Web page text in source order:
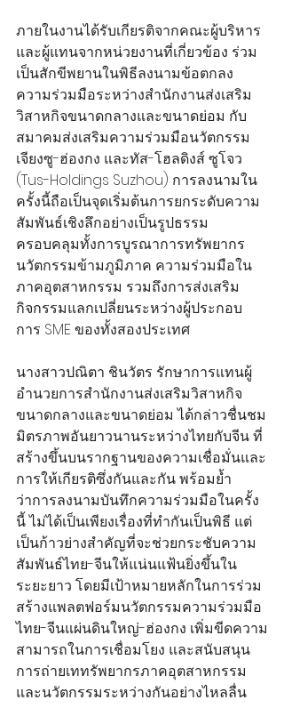
ภายในงานได้รับเกียรติจากคณะผู้บริหาร
และผู้แทนจากหน่วยงานที่เกี่ยวข้อง ร่วม
เป็นสักขีพยานในพิธีลงนามข้อตกลง
ความร่วมมือระหว่างสำนักงานส่งเสริม
วิสาหกิจขนาดกลางและขนาดย่อม กับ
สมาคมส่งเสริมความร่วมมือนวัตกรรม
เจียงซู-ฮ่องกง และทัส-โฮลดิงส์ ซูโจว
(Tus-Holdings Suzhou) การลงนามใน
ครั้งนี้ถือเป็นจุดเริ่มต้นการยกระดับความ
สัมพันธ์เชิงลึกอย่างเป็นรูปธรรม
ครอบคลุมทั้งการบูรณาการทรัพยากร
นวัตกรรมข้ามภูมิภาค ความร่วมมือใน
ภาคอุตสาหกรรม รวมถึงการส่งเสริม
กิจกรรมแลกเปลี่ยนระหว่างผู้ประกอบ
การ SME ของทั้งสองประเทศ
นางสาวปณิตา ชินวัตร รักษาการแทนผู้
อำนวยการสำนักงานส่งเสริมวิสาหกิจ
ขนาดกลางและขนาดย่อม ได้กล่าวชื่นชม
มิตรภาพอันยาวนานระหว่างไทยกับจีน ที่
สร้างขึ้นบนรากฐานของความเชื่อมั่นและ
การให้เกียรติซึ่งกันและกัน พร้อมย้ำ
ว่าการลงนามบันทึกความร่วมมือในครั้ง
นี้ ไม่ได้เป็นเพียงเรื่องที่ทำกันเป็นพิธี แต่
เป็นก้าวย่างสำคัญที่จะช่วยกระชับความ
สัมพันธ์ไทย-จีนให้แน่นแฟ้นยิ่งขึ้นใน
ระยะยาว โดยมีเป้าหมายหลักในการร่วม
สร้างแพลตฟอร์มนวัตกรรมความร่วมมือ
ไทย-จีนแผ่นดินใหญ่-ฮ่องกง เพิ่มขีดความ
สามารถในการเชื่อมโยง และสนับสนุน
การถ่ายเททรัพยากรภาคอุตสาหกรรม
และนวัตกรรมระหว่างกันอย่างไหลลื่น